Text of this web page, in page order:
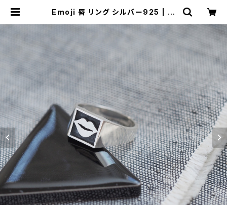
Emoji 唇 リング シルバー925 | ク
レディース メンズ アクセサリー ネッ